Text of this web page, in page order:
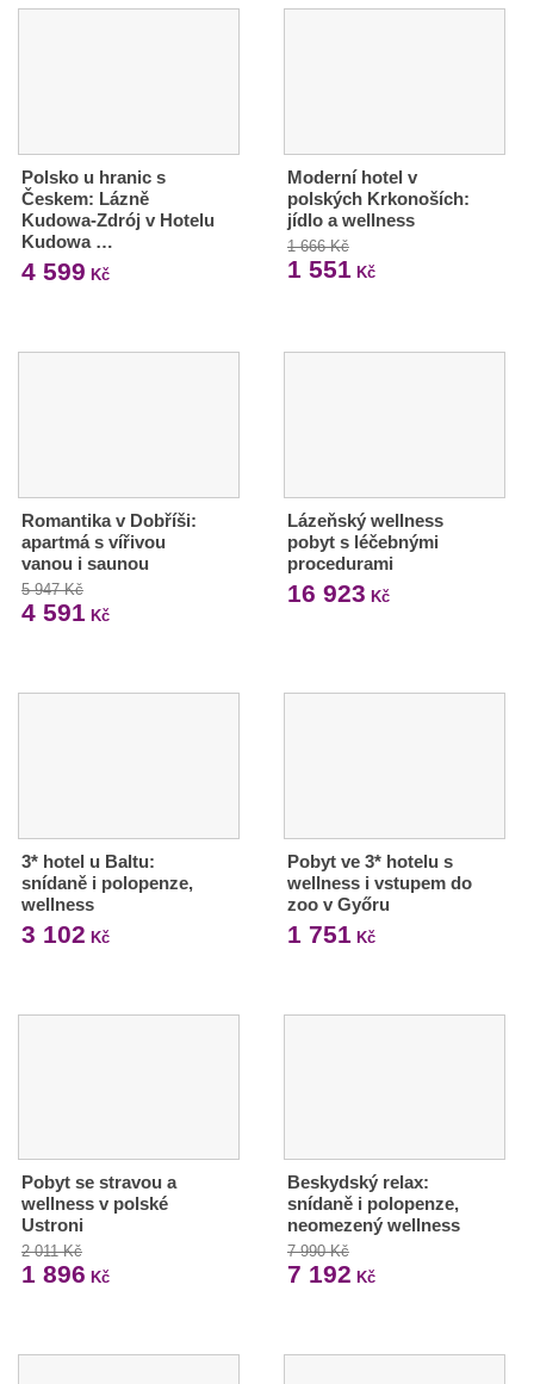
Polsko u hranic s
Českem: Lázně
Kudowa-Zdrój v Hotelu
Kudowa …
4 599 Kč
Moderní hotel v
polských Krkonoších:
jídlo a wellness
1 666 Kč
1 551 Kč
Romantika v Dobříši:
apartmá s vířivou
vanou i saunou
5 947 Kč
4 591 Kč
Lázeňský wellness
pobyt s léčebnými
procedurami
16 923 Kč
3* hotel u Baltu:
snídaně i polopenze,
wellness
3 102 Kč
Pobyt ve 3* hotelu s
wellness i vstupem do
zoo v Győru
1 751 Kč
Pobyt se stravou a
wellness v polské
Ustroni
2 011 Kč
1 896 Kč
Beskydský relax:
snídaně i polopenze,
neomezený wellness
7 990 Kč
7 192 Kč